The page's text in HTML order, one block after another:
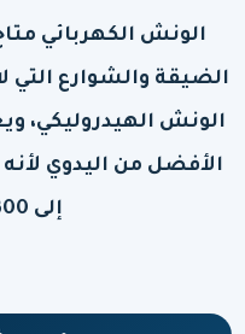
الونش الكهربائي
الضيقة والشوارع
الونش الهيدروليكي،
الأفضل من اليدوي
إلى 300 كيلو جرام.